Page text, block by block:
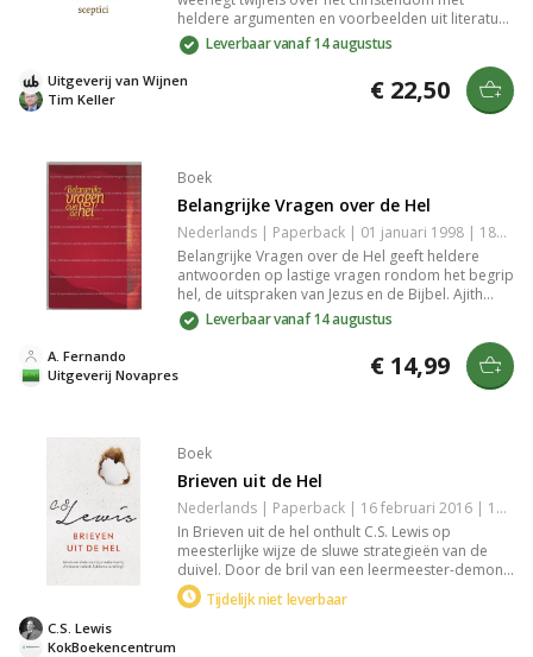
heldere argumenten en voorbeelden uit literatuur
en popcultuur. Dit boek biedt intellectueel
bevredigende antwoorden op vragen over
geloof, lijden en de waarheid, en is een boeiende
keuze voor sceptische lezers.
Leverbaar vanaf 14 augustus
Tim Keller
Uitgeverij van Wijnen € 22,50
Boek
Belangrijke Vragen over de Hel
Nederlands | Paperback | 01 januari 1998 | 185 pagina's | 9789063181031
Belangrijke Vragen over de Hel geeft heldere
antwoorden op lastige vragen rondom het begrip
hel, de uitspraken van Jezus en de Bijbel. Ajith
Fernando belicht het onderwerp eerlijk en
benadrukt Gods liefde, speciaal voor christenen
Leverbaar vanaf 14 augustus
Uitgeverij Novapres
A. Fernando € 14,99
Boek
Brieven uit de Hel
Nederlands | Paperback | 16 februari 2016 | 176 pagina's | Basisbijbel | 9789043526579
In Brieven uit de hel onthult C.S. Lewis op
meesterlijke wijze de sluwe strategieën van de
duivel. Door de bril van een leermeester-demon
biedt hij een diepgaand en tijdloos inzicht in de
worstelingen van een christelijk leven, terwijl hij
Tijdelijk niet leverbaar
KokBoekencentrum
C.S. Lewis